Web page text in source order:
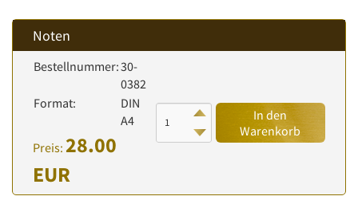
Noten
Bestellnummer:30-
0382
Format:
DIN
A4
Preis: 28.00
EUR
In den
Warenkorb